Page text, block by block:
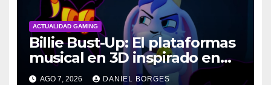
ACTUALIDAD GAMING
Billie Bust-Up: El plataformas
musical en 3D inspirado en
Disney
AGO 7, 2026 DANIEL BORGES